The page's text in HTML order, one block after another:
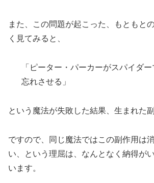
また、この問題が起こった、もともと
く見てみると、
「ピーター・パーカーがスパイダ
忘れさせる」
という魔法が失敗した結果、生まれた
ですので、同じ魔法ではこの副作用は
い、という理屈は、なんとなく納得が
います。